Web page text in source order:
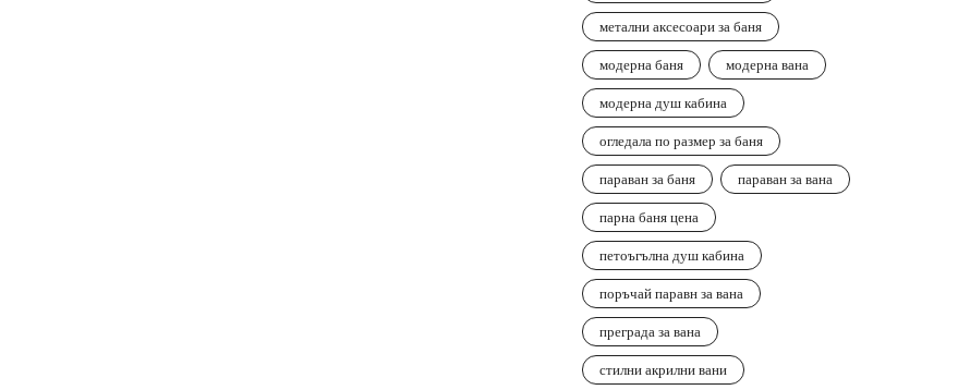
метални аксесоари за баня
модерна баня
модерна вана
модерна душ кабина
огледала по размер за баня
параван за баня
параван за вана
парна баня цена
петоъгълна душ кабина
поръчай паравн за вана
преграда за вана
стилни акрилни вани